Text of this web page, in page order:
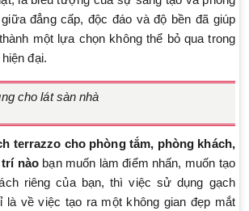
đẳng cấp, độc đáo và độ bền đã giúp
một lựa chọn không thể bỏ qua trong
đại.
cho lát sàn nhà
terrazzo cho phòng tắm, phòng khách,
nàobạn muốn làm điểm nhấn, muốn tạo
riêng của bạn, thì việc sử dụng gạch
là về việc tạo ra một không gian đẹp mắt